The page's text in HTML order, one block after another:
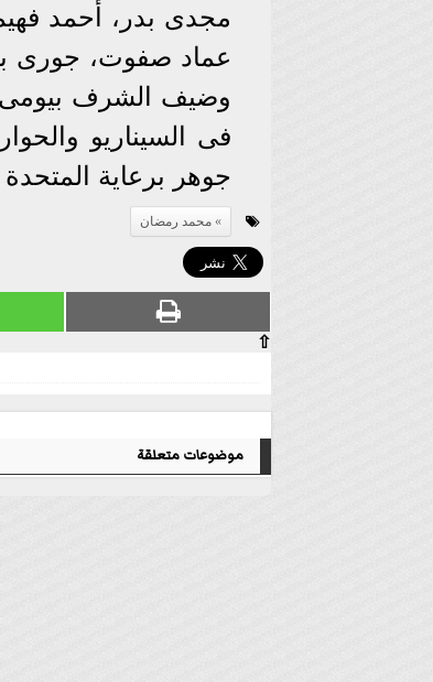
مجدى بدر، أحمد
عماد صفوت، جورى
وضيف الشرف بيومى
فى السيناريو
جوهر برعاية المتحدة
محمد رمضان
⇧
موضوعات متعلقة